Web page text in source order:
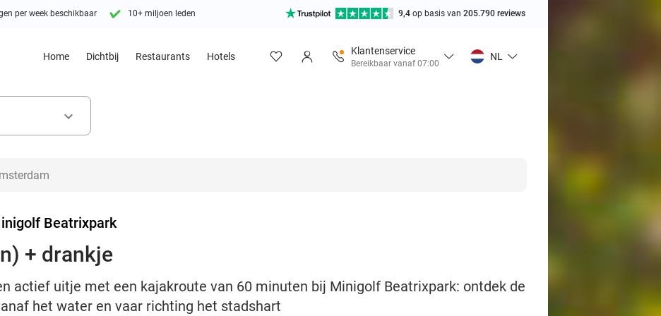
per week beschikbaar 10+ miljoen leden 9,4 op basis van 205.790 reviews
Home Dichtbij Restaurants Hotels
Klantenservice
Bereikbaar vanaf 07:00
NL
keyboard_arrow_down
Beatrixpark
+ drankje
actief uitje met een kajakroute van 60 minuten bij Minigolf Beatrixpark: ontdek de
het water en vaar richting het stadshart